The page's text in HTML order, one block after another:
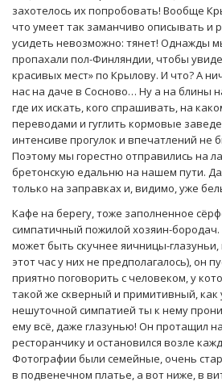
захотелось их попробовать! Вообще
что умеет так заманчиво описывать и
усидеть невозможно: тянет! Однажды
пропахали пол-Финляндии, чтобы
красивых мест» по Крылову. И что? А
нас на даче в Сосново… Ну а на блины
где их искать, кого спрашивать, на
переводами и гуглить кормовые
интенсиве прогулок и впечатлений не
Поэтому мы горестно отправились на
бретонскую едальню на нашем пути.
только на заправках и, видимо, уже
Кафе на берегу, тоже заполненное
симпатичный пожилой хозяин-бородач.
может быть скучнее яичницы-
этот час у них не предполагалось), он
приятно поговорить с человеком, у
такой же скверный и примитивный, как
нешуточной симпатией ты к нему
ему всё, даже глазунью! Он протащил
ресторанчику и остановился возле
Фотографии были семейные, очень
в подвенечном платье, а вот ниже, в